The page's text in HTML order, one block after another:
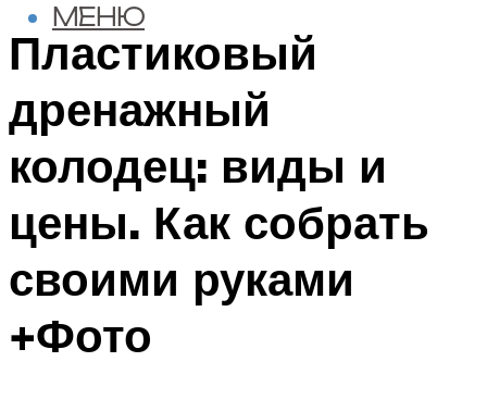
МЕНЮ
Пластиковый
дренажный
колодец: виды и
цены. Как собрать
своими руками
+Фото